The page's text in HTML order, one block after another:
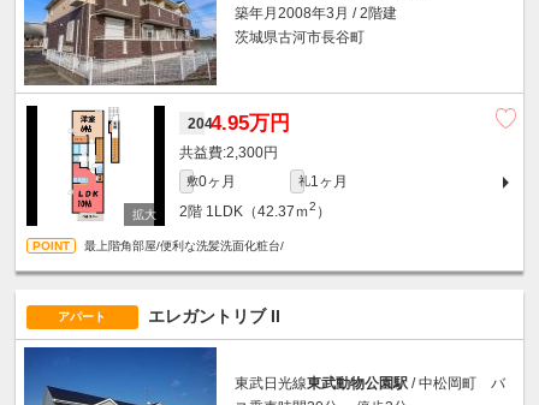
築年月2008年3月 / 2階建
茨城県古河市長谷町
2044.95万円
2,300円
敷0ヶ月 礼1ヶ月
2階 1LDK（42.37ｍ2 ）
最上階角部屋/便利な洗髪洗面化粧台/
アパート エレガントリブ II
東武日光線東武動物公園駅 / 中松岡町 バ